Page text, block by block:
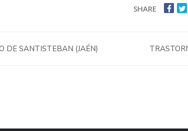
SHARE
DE SANTISTEBAN (JAÉN)